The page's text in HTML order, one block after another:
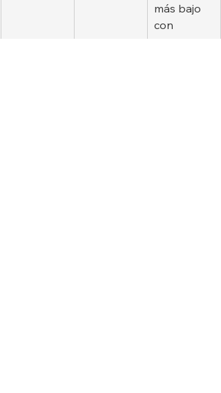
más bajo
con